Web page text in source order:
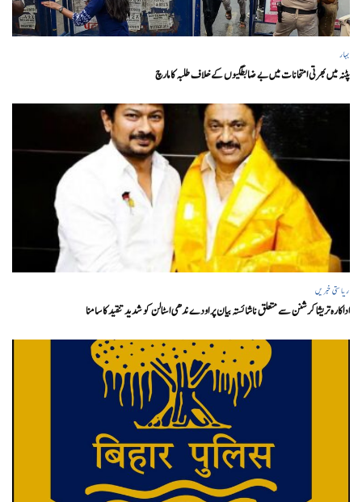
بہار
پٹنہ میں بھرتی امتحانات میں بے ضابطگیوں کے خلاف طلبہ کا مارچ
ریاستی خبریں
اداکارہ تریشا کرشنن سے متعلق ناشائستہ بیان پر اودے ندھی اسٹالن کو شدید تنقید کا سامنا